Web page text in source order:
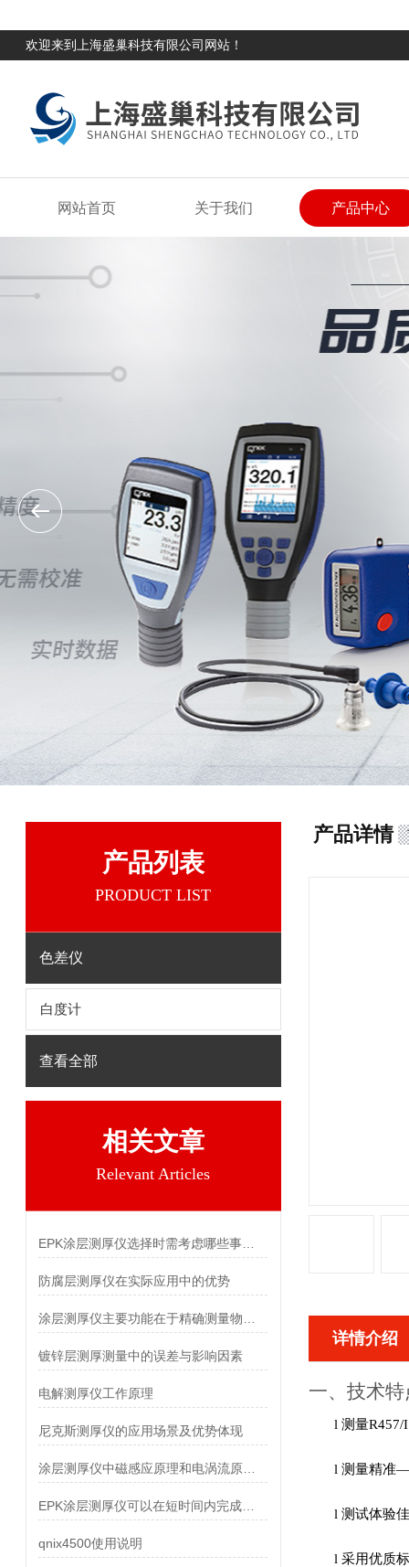
欢迎来到上海盛巢科技有限公司网站！
网站首页 关于我们 产品中心
产品列表
PRODUCT LIST
色差仪
白度计
查看全部
相关文章
Relevant Articles
防腐层测厚仪在实际应用中的优势
镀锌层测厚测量中的误差与影响因素
电解测厚仪工作原理
尼克斯测厚仪的应用场景及优势体现
qnix4500使用说明
产品详情
详情介绍
一、 技术特
l 测量R457/
l 测量精准
l 测试体验
l 采用优质